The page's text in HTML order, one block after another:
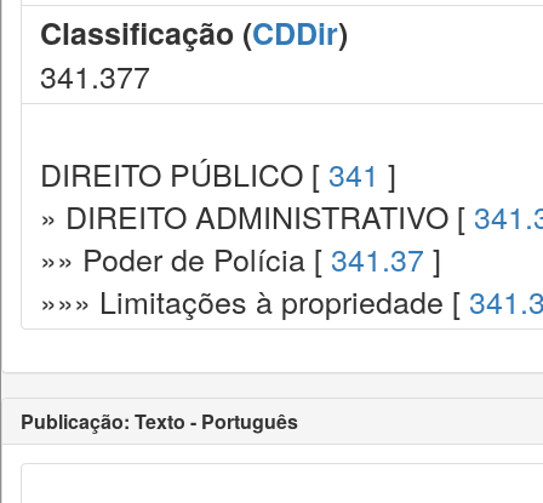
Classificação (CDDir)
341.377
DIREITO PÚBLICO [ 341 ]
» DIREITO ADMINISTRATIVO [
»» Poder de Polícia [ 341.37 ]
»»» Limitações à propriedade [
Publicação: Texto - Português